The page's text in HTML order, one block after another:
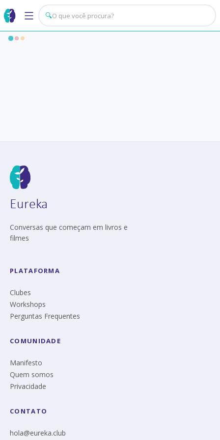
🔍
Eureka
Conversas que começam em livros e
filmes
PLATAFORMA
Clubes
Workshops
Perguntas Frequentes
COMUNIDADE
Manifesto
Quem somos
Privacidade
CONTATO
hola@eureka.club